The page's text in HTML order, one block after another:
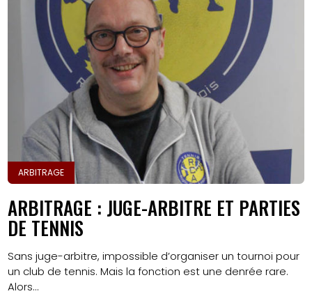
ARBITRAGE
ARBITRAGE : JUGE-ARBITRE ET PARTIES
DE TENNIS
Sans juge-arbitre, impossible d’organiser un tournoi pour
un club de tennis. Mais la fonction est une denrée rare.
Alors...